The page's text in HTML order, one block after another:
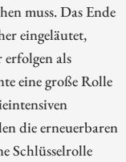
muss. Das Ende
eingeläutet,
als
eine große Rolle
die erneuerbaren
Schlüsselrolle